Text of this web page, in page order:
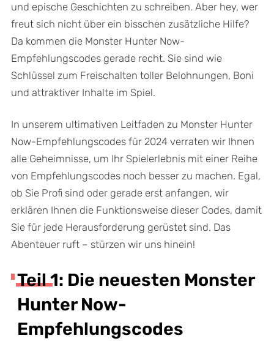
und epische Geschichten zu schreiben. Aber hey, wer
freut sich nicht über ein bisschen zusätzliche Hilfe?
Da kommen die Monster Hunter Now-
Empfehlungscodes gerade recht. Sie sind wie
Schlüssel zum Freischalten toller Belohnungen, Boni
und attraktiver Inhalte im Spiel.
In unserem ultimativen Leitfaden zu Monster Hunter
Now-Empfehlungscodes für 2024 verraten wir Ihnen
alle Geheimnisse, um Ihr Spielerlebnis mit einer Reihe
von Empfehlungscodes noch besser zu machen. Egal,
ob Sie Profi sind oder gerade erst anfangen, wir
erklären Ihnen die Funktionsweise dieser Codes, damit
Sie für jede Herausforderung gerüstet sind. Das
Abenteuer ruft – stürzen wir uns hinein!
Teil 1: Die neuesten Monster
Hunter Now-
Empfehlungscodes